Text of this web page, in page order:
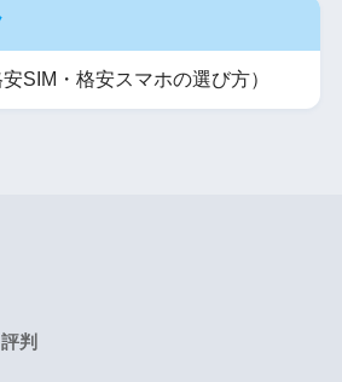
安SIM・格安スマホの選び方）
判